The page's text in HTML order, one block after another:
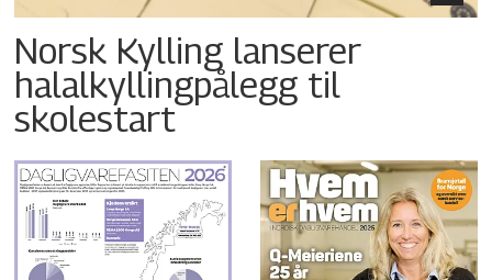
Norsk Kylling lanserer
halalkyllingpålegg til
skolestart